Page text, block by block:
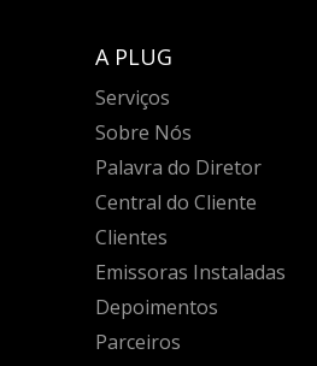
A PLUG
Serviços
Sobre Nós
Palavra do Diretor
Central do Cliente
Clientes
Emissoras Instaladas
Depoimentos
Parceiros